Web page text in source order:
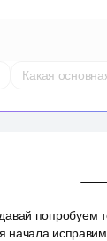
Какая
попробуем
начала